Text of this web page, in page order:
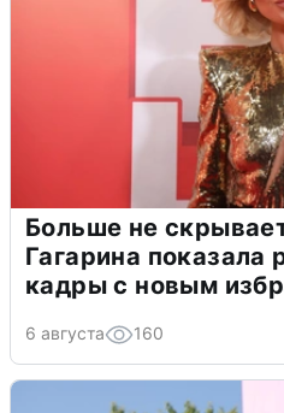
Больше не
Гагарина показала
кадры с новым
6 августа 160